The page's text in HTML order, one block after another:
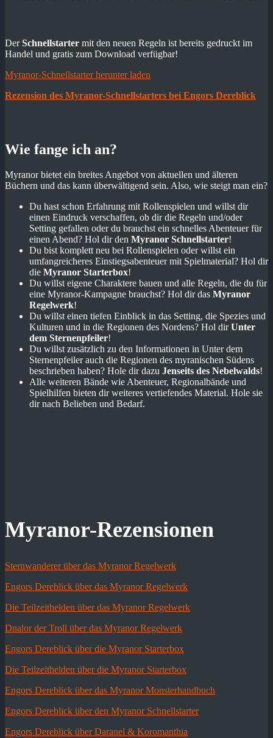
DerSchnellstarter mit den neuen Regeln ist bereits gedruckt im
Handel und gratis zum Download verfügbar!
Myranor-Schnellstarter herunter laden
Rezension des Myranor-Schnellstarters bei Engors Dereblick
Wie fange ich an?
Myranor bietet ein breites Angebot von aktuellen und älteren
Büchern und das kann überwältigend sein. Also, wie steigt man ein?
Du hast schon Erfahrung mit Rollenspielen und willst dir
einen Eindruck verschaffen, ob dir die Regeln und/oder
Setting gefallen oder du brauchst ein schnelles Abenteuer für
einen Abend? Hol dir den Myranor Schnellstarter!
Du bist komplett neu bei Rollenspielen oder willst ein
umfangreicheres Einstiegsabenteuer mit Spielmaterial? Hol dir
die Myranor Starterbox!
Du willst eigene Charaktere bauen und alle Regeln, die du für
eine Myranor-Kampagne brauchst? Hol dir das Myranor
Regelwerk!
Du willst einen tiefen Einblick in das Setting, die Spezies und
Kulturen und in die Regionen des Nordens? Hol dirUnter
dem Sternenpfeiler!
Du willst zusätzlich zu den Informationen in Unter dem
Sternenpfeiler auch die Regionen des myranischen Südens
beschrieben haben? Hole dir dazu Jenseits des Nebelwalds!
Alle weiteren Bände wie Abenteuer, Regionalbände und
Spielhilfen bieten dir weiteres vertiefendes Material. Hole sie
dir nach Belieben und Bedarf.
Myranor-Rezensionen
Sternwanderer über das Myranor Regelwerk
Engors Dereblick über das Myranor Regelwerk
Die Teilzeithelden über das Myranor Regelwerk
Dnalor der Troll über das Myranor Regelwerk
Engors Dereblick über die Myranor Starterbox
Die Teilzeithelden über die Myranor Starterbox
Engors Dereblick über das Myranor Monsterhandbuch
Engors Dereblick über den Myranor Schnellstarter
Engors Dereblick über Daranel & Koromanthia